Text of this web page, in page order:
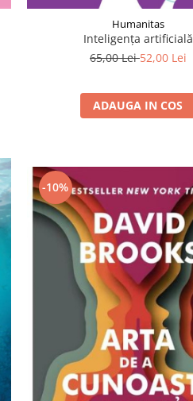
Humanitas
Inteligența artificială
65,00 Lei52,00 Lei
ADAUGA IN COS
-10%